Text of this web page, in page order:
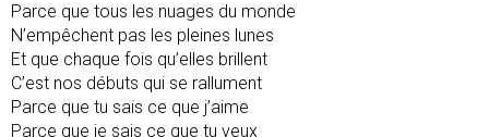
Parce que tous les nuages du monde
N’empêchent pas les pleines lunes
Et que chaque fois qu’elles brillent
C’est nos débuts qui se rallument
Parce que tu sais ce que j’aime
Parce que je sais ce que tu veux